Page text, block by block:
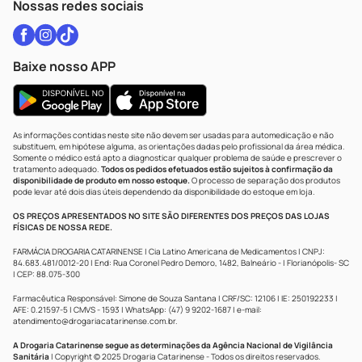
Nossas redes sociais
Baixe nosso APP
As informações contidas neste site não devem ser usadas para automedicação e não
substituem, em hipótese alguma, as orientações dadas pelo profissional da área médica.
Somente o médico está apto a diagnosticar qualquer problema de saúde e prescrever o
tratamento adequado. Todos os pedidos efetuados estão sujeitos à confirmação da
disponibilidade de produto em nosso estoque.O processo de separação dos produtos
pode levar até dois dias úteis dependendo da disponibilidade do estoque em loja.
OS PREÇOS APRESENTADOS NO SITE SÃO DIFERENTES DOS PREÇOS DAS LOJAS
FÍSICAS DE NOSSA REDE.
FARMÁCIA DROGARIA CATARINENSE | Cia Latino Americana de Medicamentos | CNPJ:
84.683.481/0012-20 | End: Rua Coronel Pedro Demoro, 1482, Balneário - | Florianópolis- SC
| CEP: 88.075-300
Farmacêutica Responsável: Simone de Souza Santana | CRF/SC: 12106 | IE: 250192233 |
AFE: 0.21597-5 | CMVS - 1593 | WhatsApp: (47) 9 9202-1687 | e-mail:
atendimento@drogariacatarinense.com.br.
A Drogaria Catarinense segue as determinações da Agência Nacional de Vigilância
Sanitária | Copyright © 2025 Drogaria Catarinense - Todos os direitos reservados.